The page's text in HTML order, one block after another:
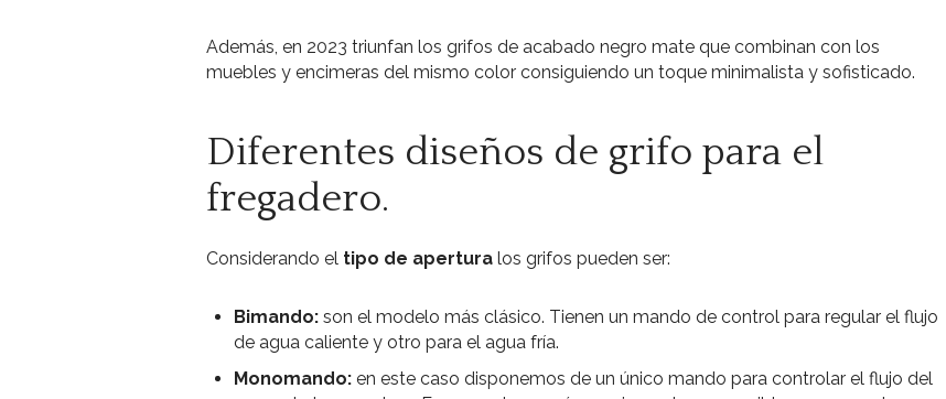
Además, en 2023 triunfan los grifos de acabado negro mate que combinan con los
muebles y encimeras del mismo color consiguiendo un toque minimalista y sofisticado.
Diferentes diseños de grifo para el
fregadero.
Considerando el tipo de apertura los grifos pueden ser:
Bimando: son el modelo más clásico. Tienen un mando de control para regular el flujo
de agua caliente y otro para el agua fría.
Monomando: en este caso disponemos de un único mando para controlar el flujo del